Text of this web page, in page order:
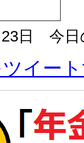
23日 今日
イー